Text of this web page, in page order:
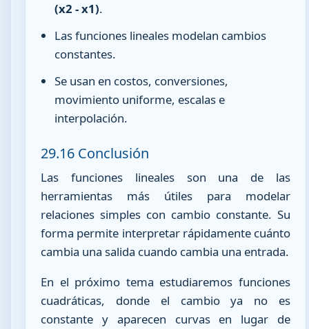
(x2 - x1).
Las funciones lineales modelan cambios
constantes.
Se usan en costos, conversiones,
movimiento uniforme, escalas e
interpolación.
29.16 Conclusión
Las funciones lineales son una de las
herramientas más útiles para modelar
relaciones simples con cambio constante. Su
forma permite interpretar rápidamente cuánto
cambia una salida cuando cambia una entrada.
En el próximo tema estudiaremos funciones
cuadráticas, donde el cambio ya no es
constante y aparecen curvas en lugar de